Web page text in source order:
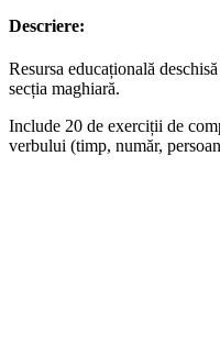
Descriere:
Resursa educațională
secția maghiară.
Include 20 de exerciții de
verbului (timp, număr,